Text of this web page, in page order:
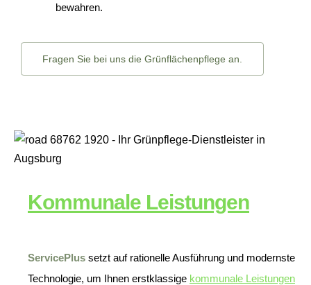
bewahren.
Fragen Sie bei uns die Grünflächenpflege an.
Kommunale Leistungen
ServicePlus setzt auf rationelle Ausführung und modernste
Technologie, um Ihnen erstklassige kommunale Leistungen